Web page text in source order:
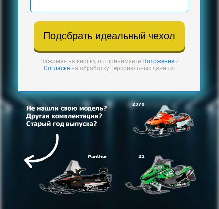
Подобрать идеальный чехол
Нажимая на кнопку, вы принимаете Положениеи
Согласиена обработку персональных данных.